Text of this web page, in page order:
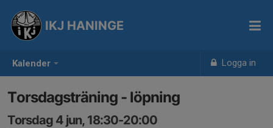
Kalender Logga in
IKJ HANINGE
Torsdagsträning - löpning
Torsdag 4 jun, 18:30-20:00